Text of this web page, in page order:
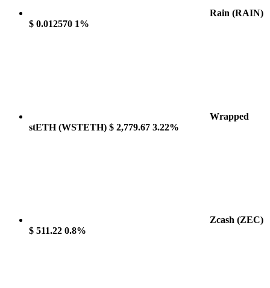
Rain (RAIN)
$ 0.012570 1%
Wrapped
stETH(WSTETH) $ 2,779.67 3.22%
Zcash (ZEC)
$ 511.22 0.8%